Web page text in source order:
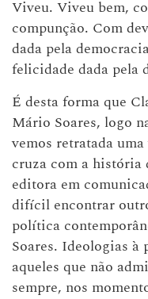
Viveu. Viveu bem,
compunção. Com
dada pela
felicidade dada pela
É desta forma que
Mário Soares, logo
vemos retratada
cruza com a história
editora em
difícil encontrar
política
Soares. Ideologias à
aqueles que não
sempre, nos